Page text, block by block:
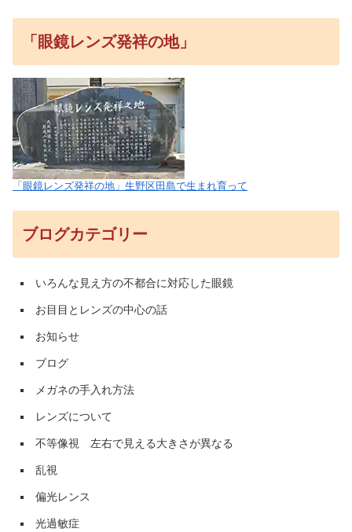
「眼鏡レンズ発祥の地」
「眼鏡レンズ発祥の地」生野区田島で生まれ育って
ブログカテゴリー
いろんな見え方の不都合に対応した眼鏡
お目目とレンズの中心の話
お知らせ
ブログ
メガネの手入れ方法
レンズについて
不等像視 左右で見える大きさが異なる
乱視
偏光レンス
光過敏症